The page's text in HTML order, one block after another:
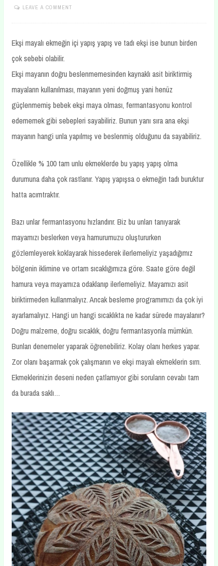
LEAVE A COMMENT
Ekşi mayalı ekmeğin içi yapış yapış ve tadı ekşi ise bunun birden
çok sebebi olabilir.
Ekşi mayanın doğru beslenmemesinden kaynaklı asit biriktirmiş
mayaların kullanılması, mayanın yeni doğmuş yani henüz
güçlenmemiş bebek ekşi maya olması, fermantasyonu kontrol
edememek gibi sebepleri sayabiliriz. Bunun yanı sıra ana ekşi
mayanın hangi unla yapılmış ve beslenmiş olduğunu da sayabiliriz.
Özellikle % 100 tam unlu ekmeklerde bu yapış yapış olma
durumuna daha çok rastlanır. Yapış yapışsa o ekmeğin tadı buruktur
hatta acımtraktır.
Bazı unlar fermantasyonu hızlandırır. Biz bu unları tanıyarak
mayamızı beslerken veya hamurumuzu oluştururken
gözlemleyerek koklayarak hissederek ilerlemeliyiz yaşadığımız
bölgenin iklimine ve ortam sıcaklığımıza göre. Saate göre değil
hamura veya mayamıza odaklanıp ilerlemeliyiz. Mayamızı asit
biriktirmeden kullanmalıyız. Ancak besleme programımızı da çok iyi
ayarlamalıyız. Hangi un hangi sıcaklıkta ne kadar sürede mayalanır?
Doğru malzeme, doğru sıcaklık, doğru fermantasyonla mümkün.
Bunları denemeler yaparak öğrenebiliriz. Kolay olanı herkes yapar.
Zor olanı başarmak çok çalışmanın ve ekşi mayalı ekmeklerin sırrı.
Ekmeklerinizin deseni neden çatlamıyor gibi soruların cevabı tam
da burada saklı…